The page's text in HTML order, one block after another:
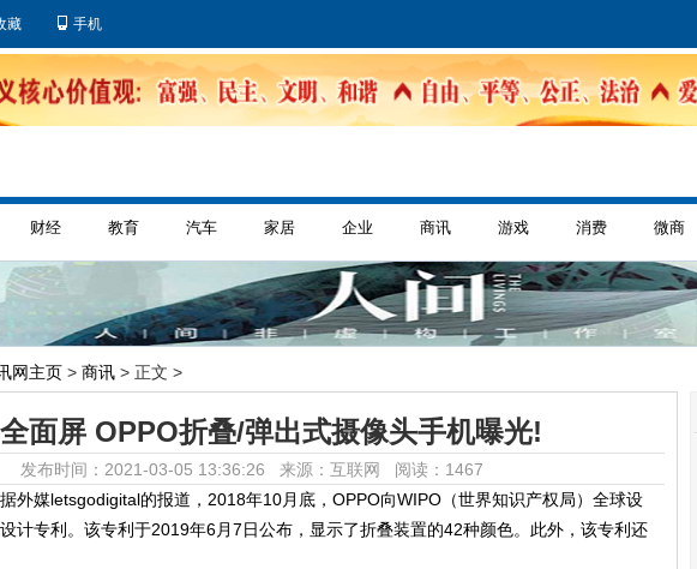
藏 手机
财经 教育 汽车 家居 企业 商讯 游戏 消费 微商
网主页 > 商讯 > 正文 >
面屏 OPPO折叠/弹出式摄像头手机曝光!
发布时间：2021-03-05 13:36:26 来源：互联网 阅读：1467
据外媒letsgodigital的报道，2018年10月底，OPPO向WIPO（世界知识产权局）全球设
计专利。该专利于2019年6月7日公布，显示了折叠装置的42种颜色。此外，该专利还